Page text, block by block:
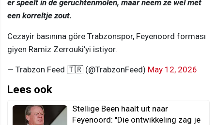
er speelt in de geruchtenmolen, maar neem ze wel met
een korreltje zout.
Cezayir basınına göre Trabzonspor, Feyenoord forması
giyen Ramiz Zerrouki'yi istiyor.
— Trabzon Feed 🇹🇷 (@TrabzonFeed) May 12, 2026
Lees ook
Stellige Been haalt uit naar
Feyenoord: "Die ontwikkeling zag je